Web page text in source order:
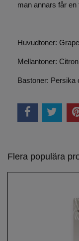
man annars får
Huvudtoner:
Mellantoner:
Bastoner: Persika
Flera populära